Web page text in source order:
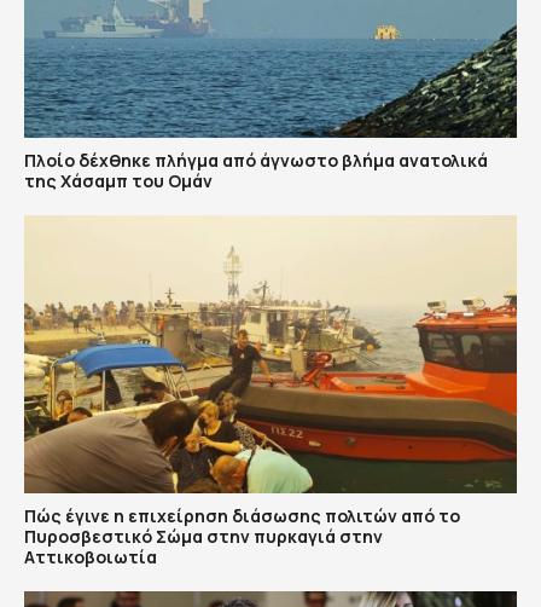
Πλοίο δέχθηκε πλήγμα από άγνωστο βλήμα ανατολικά
της Χάσαμπ του Ομάν
Πώς έγινε η επιχείρηση διάσωσης πολιτών από το
Πυροσβεστικό Σώμα στην πυρκαγιά στην
Αττικοβοιωτία